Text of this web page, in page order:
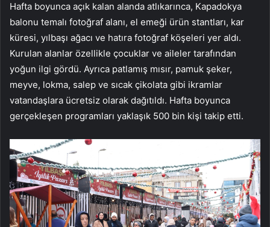
Hafta boyunca açık kalan alanda atlıkarınca, Kapadokya
balonu temalı fotoğraf alanı, el emeği ürün stantları, kar
küresi, yılbaşı ağacı ve hatıra fotoğraf köşeleri yer aldı.
Kurulan alanlar özellikle çocuklar ve aileler tarafından
yoğun ilgi gördü. Ayrıca patlamış mısır, pamuk şeker,
meyve, lokma, salep ve sıcak çikolata gibi ikramlar
vatandaşlara ücretsiz olarak dağıtıldı. Hafta boyunca
gerçekleşen programları yaklaşık 500 bin kişi takip etti.